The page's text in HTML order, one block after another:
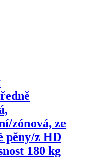
zónová, ze
pěny/z HD
180 kg